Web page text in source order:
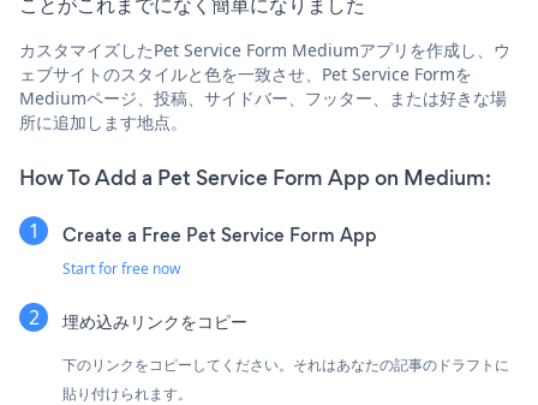
カスタマイズしたPet Service Form Mediumアプリを作成し、ウ
ェブサイトのスタイルと色を一致させ、Pet Service Formを
Mediumページ、投稿、サイドバー、フッター、または好きな場
所に追加します地点。
How To Add a Pet Service Form App on Medium:
Create a Free Pet Service Form App
Start for free now
埋め込みリンクをコピー
下のリンクをコピーしてください。それはあなたの記事のドラフトに
貼り付けられます。